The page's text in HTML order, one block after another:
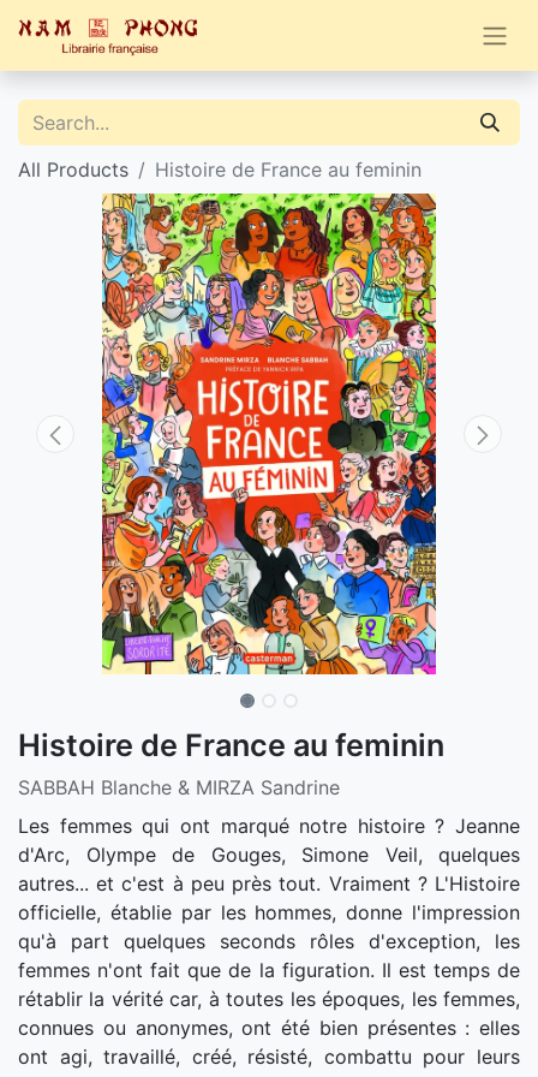
All Products Histoire de France au feminin
Histoire de France au feminin
SABBAH Blanche & MIRZA Sandrine
Les femmes qui ont marqué notre histoire ? Jeanne
d'Arc, Olympe de Gouges, Simone Veil, quelques
autres... et c'est à peu près tout. Vraiment ? L'Histoire
officielle, établie par les hommes, donne l'impression
qu'à part quelques seconds rôles d'exception, les
femmes n'ont fait que de la figuration. Il est temps de
rétablir la vérité car, à toutes les époques, les femmes,
connues ou anonymes, ont été bien présentes : elles
ont agi, travaillé, créé, résisté, combattu pour leurs